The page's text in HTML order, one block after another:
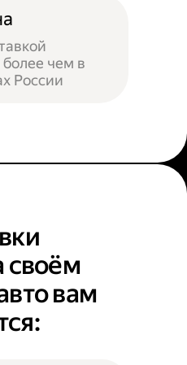
чем в
России
своём
вам